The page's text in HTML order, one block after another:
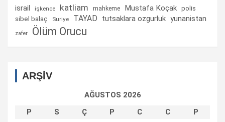
israil işkence katliam mahkeme Mustafa Koçak polis
sibel balaç Suriye TAYAD tutsaklara ozgurluk yunanistan
zafer Ölüm Orucu
ARŞİV
AĞUSTOS 2026
P
S Ç P C C
P